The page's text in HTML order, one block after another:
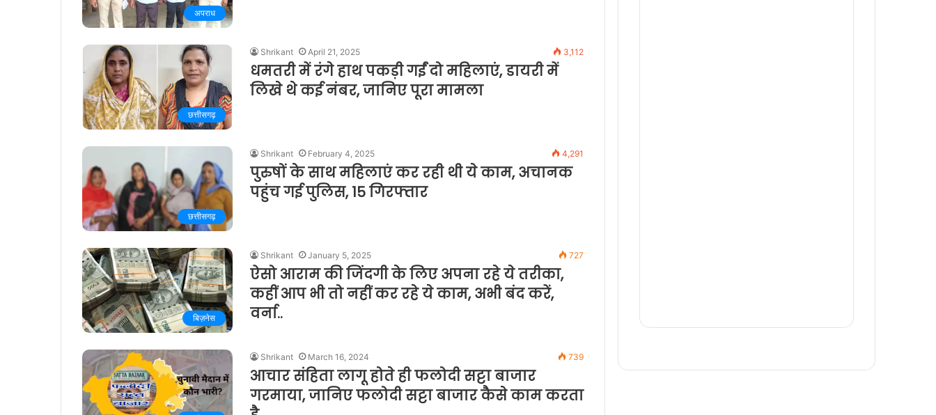
अपराध
छत्तीसगढ़
Shrikant April 21, 2025 3,112
धमतरी में रंगे हाथ पकड़ी गईं दो महिलाएं, डायरी में
लिखे थे कई नंबर, जानिए पूरा मामला
छत्तीसगढ़
Shrikant February 4, 2025 4,291
पुरुषों के साथ महिलाएं कर रही थी ये काम, अचानक
पहुंच गई पुलिस, 15 गिरफ्तार
बिज़नेस
Shrikant January 5, 2025 727
ऐसो आराम की जिंदगी के लिए अपना रहे ये तरीका,
कहीं आप भी तो नहीं कर रहे ये काम, अभी बंद करें,
वर्ना..
Shrikant March 16, 2024 739
आचार संहिता लागू होते ही फलोदी सट्टा बाजार
गरमाया, जानिए फलोदी सट्टा बाजार कैसे काम करता